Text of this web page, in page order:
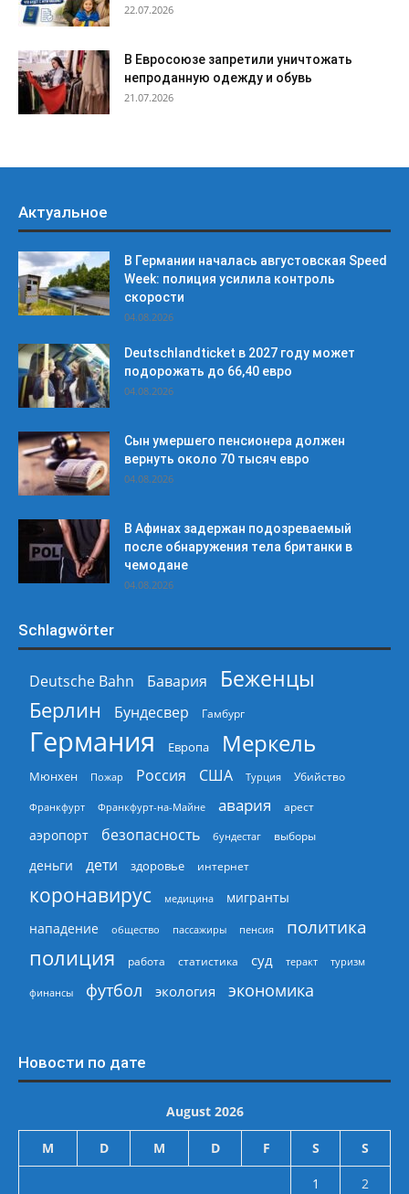
22.07.2026
В Евросоюзе запретили уничтожать
непроданную одежду и обувь
21.07.2026
Актуальное
В Германии началась августовская Speed
Week: полиция усилила контроль
скорости
04.08.2026
Deutschlandticket в 2027 году может
подорожать до 66,40 евро
04.08.2026
Сын умершего пенсионера должен
вернуть около 70 тысяч евро
04.08.2026
В Афинах задержан подозреваемый
после обнаружения тела британки в
чемодане
04.08.2026
Schlagwörter
Deutsche Bahn Бавария
Беженцы
Берлин
Бундесвер Гамбург
Германия Европа Меркель
Мюнхен Пожар Россия США Турция Убийство
Франкфурт Франкфурт-на-Майне авария арест
аэропорт безопасность бундестаг выборы
деньги дети здоровье интернет
коронавирус медицина
мигранты
нападение
общество пассажиры пенсия политика
полиция работа статистика суд теракт туризм
финансы футбол экология экономика
Новости по дате
August 2026
M D M D F S S
1 2